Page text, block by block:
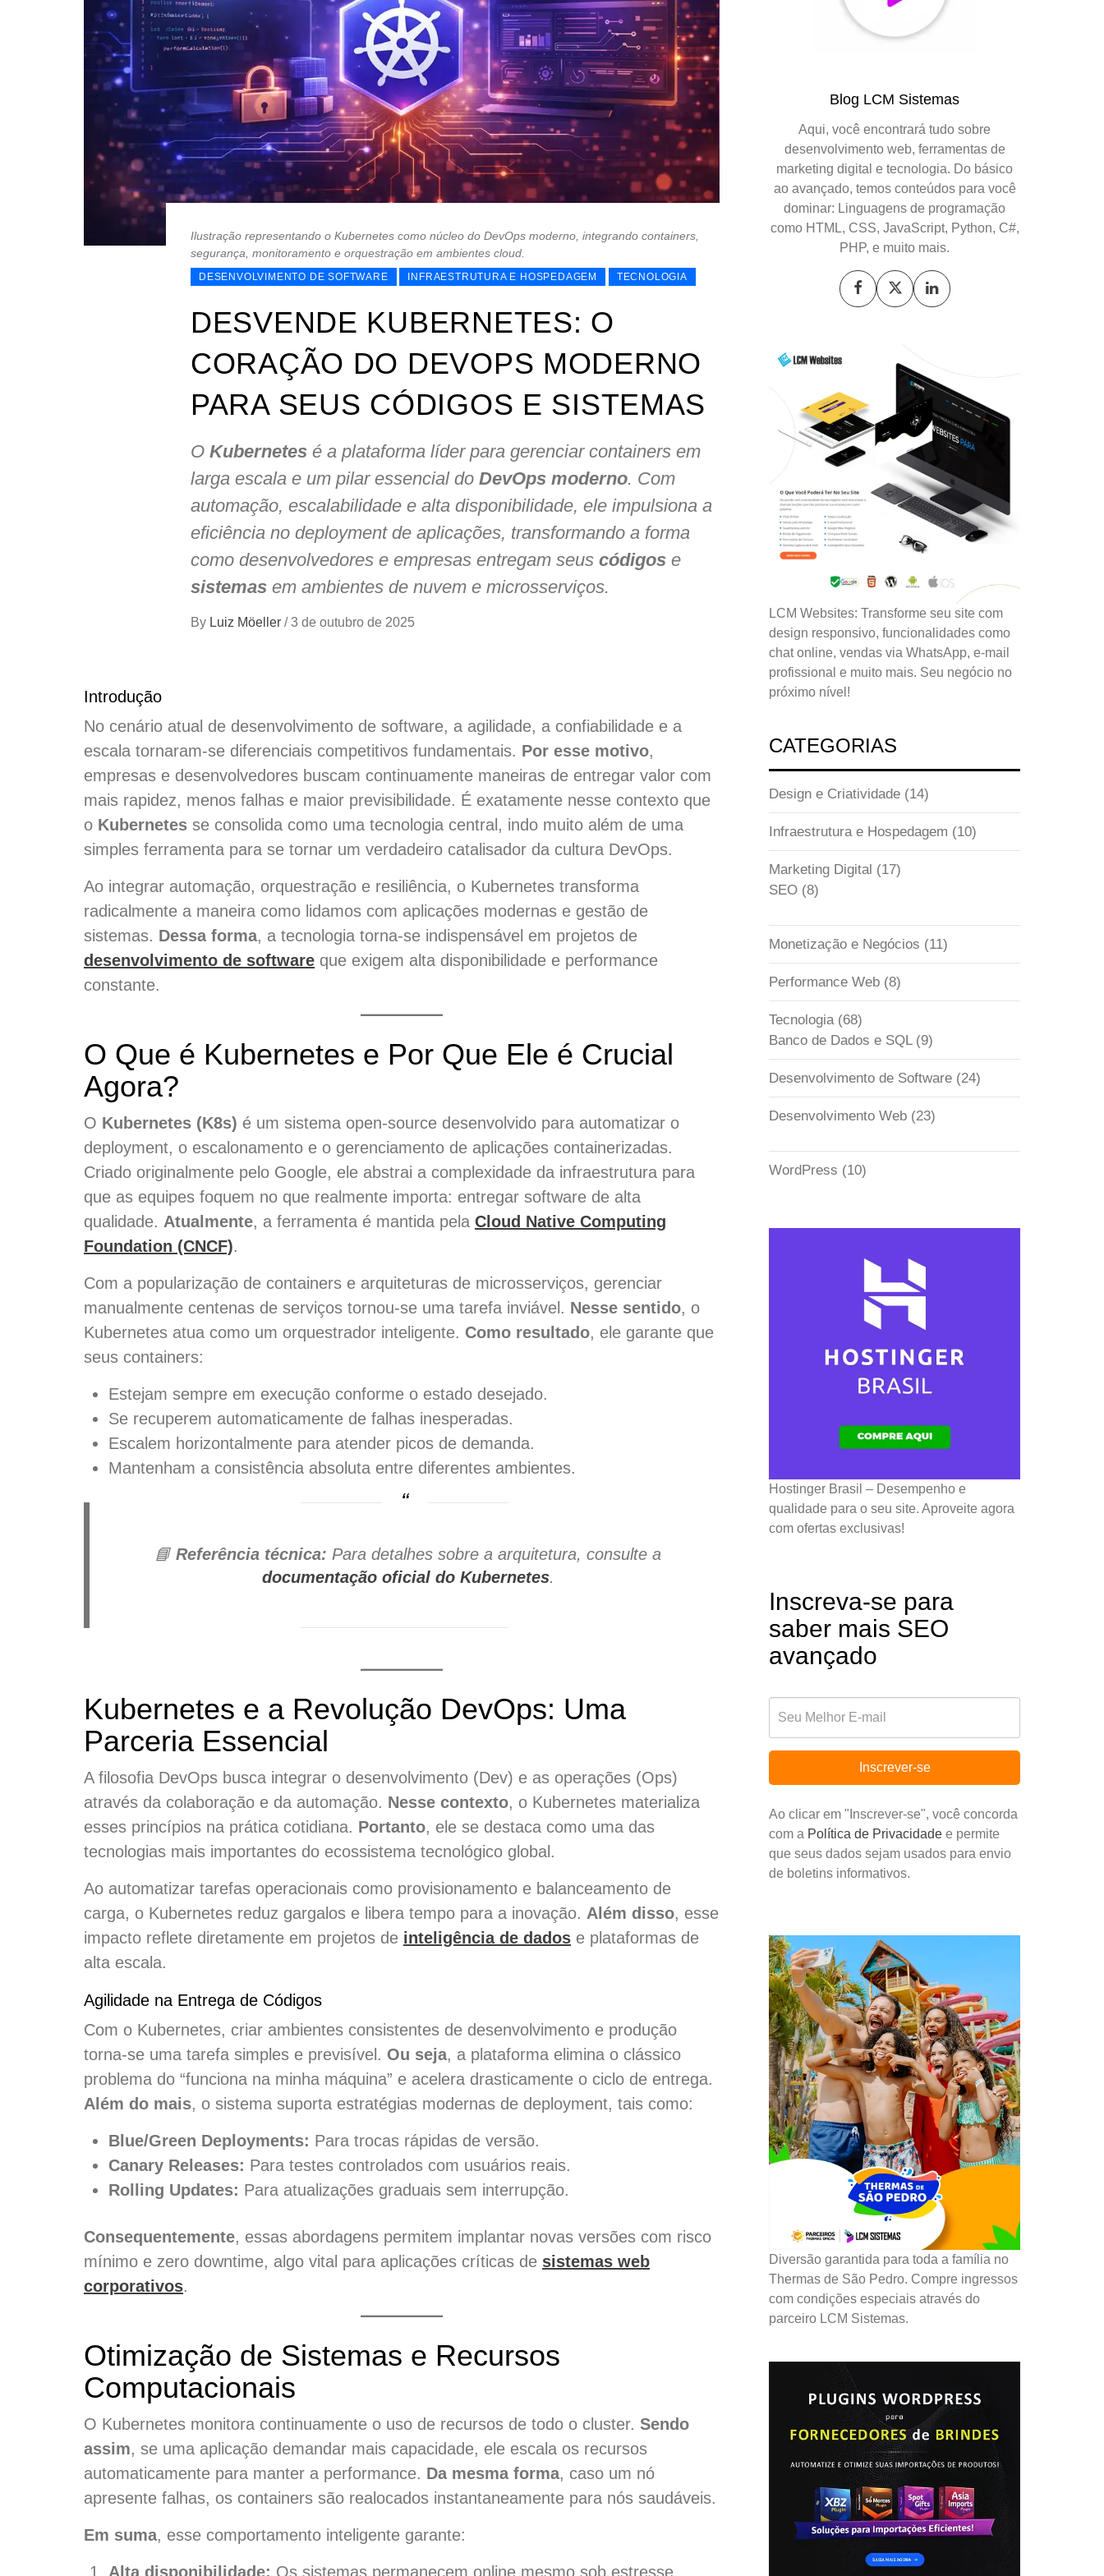
Ilustração representando o Kubernetes como núcleo do DevOps moderno, integrando containers,
segurança, monitoramento e orquestração em ambientes cloud.
DESENVOLVIMENTO DE SOFTWARE INFRAESTRUTURA E HOSPEDAGEM TECNOLOGIA
DESVENDE KUBERNETES: O
CORAÇÃO DO DEVOPS MODERNO
PARA SEUS CÓDIGOS E SISTEMAS
O Kubernetes é a plataforma líder para gerenciar containers em
larga escala e um pilar essencial do DevOps moderno. Com
automação, escalabilidade e alta disponibilidade, ele impulsiona a
eficiência no deployment de aplicações, transformando a forma
como desenvolvedores e empresas entregam seus códigos e
sistemas em ambientes de nuvem e microsserviços.
By Luiz Möeller / 3 de outubro de 2025
Introdução
No cenário atual de desenvolvimento de software, a agilidade, a confiabilidade e a
escala tornaram-se diferenciais competitivos fundamentais. Por esse motivo,
empresas e desenvolvedores buscam continuamente maneiras de entregar valor com
mais rapidez, menos falhas e maior previsibilidade. É exatamente nesse contexto que
o Kubernetes se consolida como uma tecnologia central, indo muito além de uma
simples ferramenta para se tornar um verdadeiro catalisador da cultura DevOps.
Ao integrar automação, orquestração e resiliência, o Kubernetes transforma
radicalmente a maneira como lidamos com aplicações modernas e gestão de
sistemas. Dessa forma, a tecnologia torna-se indispensável em projetos de
desenvolvimento de software que exigem alta disponibilidade e performance
constante.
O Que é Kubernetes e Por Que Ele é Crucial
Agora?
O Kubernetes (K8s) é um sistema open-source desenvolvido para automatizar o
deployment, o escalonamento e o gerenciamento de aplicações containerizadas.
Criado originalmente pelo Google, ele abstrai a complexidade da infraestrutura para
que as equipes foquem no que realmente importa: entregar software de alta
qualidade. Atualmente, a ferramenta é mantida pela Cloud Native Computing
Foundation (CNCF).
Com a popularização de containers e arquiteturas de microsserviços, gerenciar
manualmente centenas de serviços tornou-se uma tarefa inviável. Nesse sentido, o
Kubernetes atua como um orquestrador inteligente. Como resultado, ele garante que
seus containers:
Estejam sempre em execução conforme o estado desejado.
Se recuperem automaticamente de falhas inesperadas.
Escalem horizontalmente para atender picos de demanda.
Mantenham a consistência absoluta entre diferentes ambientes.
📘Referência técnica: Para detalhes sobre a arquitetura, consulte a
documentação oficial do Kubernetes.
Kubernetes e a Revolução DevOps: Uma
Parceria Essencial
A filosofia DevOps busca integrar o desenvolvimento (Dev) e as operações (Ops)
através da colaboração e da automação. Nesse contexto, o Kubernetes materializa
esses princípios na prática cotidiana. Portanto, ele se destaca como uma das
tecnologias mais importantes do ecossistema tecnológico global.
Ao automatizar tarefas operacionais como provisionamento e balanceamento de
carga, o Kubernetes reduz gargalos e libera tempo para a inovação. Além disso, esse
impacto reflete diretamente em projetos de inteligência de dados e plataformas de
alta escala.
Agilidade na Entrega de Códigos
Com o Kubernetes, criar ambientes consistentes de desenvolvimento e produção
torna-se uma tarefa simples e previsível. Ou seja, a plataforma elimina o clássico
problema do “funciona na minha máquina” e acelera drasticamente o ciclo de entrega.
Além do mais, o sistema suporta estratégias modernas de deployment, tais como:
Blue/Green Deployments: Para trocas rápidas de versão.
Canary Releases: Para testes controlados com usuários reais.
Rolling Updates: Para atualizações graduais sem interrupção.
Consequentemente, essas abordagens permitem implantar novas versões com risco
mínimo e zero downtime, algo vital para aplicações críticas de sistemas web
corporativos.
Otimização de Sistemas e Recursos
Computacionais
O Kubernetes monitora continuamente o uso de recursos de todo o cluster. Sendo
assim, se uma aplicação demandar mais capacidade, ele escala os recursos
automaticamente para manter a performance. Da mesma forma, caso um nó
apresente falhas, os containers são realocados instantaneamente para nós saudáveis.
Em suma, esse comportamento inteligente garante:
Alta disponibilidade: Os sistemas permanecem online mesmo sob estresse.
Blog LCM Sistemas
Aqui, você encontrará tudo sobre
desenvolvimento web, ferramentas de
marketing digital e tecnologia. Do básico
ao avançado, temos conteúdos para você
dominar: Linguagens de programação
como HTML, CSS, JavaScript, Python, C#,
PHP, e muito mais.
LCM Websites: Transforme seu site com
design responsivo, funcionalidades como
chat online, vendas via WhatsApp, e-mail
profissional e muito mais. Seu negócio no
próximo nível!
CATEGORIAS
Design e Criatividade (14)
Infraestrutura e Hospedagem (10)
Marketing Digital (17)
SEO (8)
Monetização e Negócios (11)
Performance Web (8)
Tecnologia(68)
Banco de Dados e SQL(9)
Desenvolvimento de Software (24)
Desenvolvimento Web (23)
WordPress (10)
Hostinger Brasil – Desempenho e
qualidade para o seu site. Aproveite agora
com ofertas exclusivas!
Inscreva-se para
saber mais SEO
avançado
Inscrever-se
Ao clicar em "Inscrever-se", você concorda
com a Política de Privacidade e permite
que seus dados sejam usados para envio
de boletins informativos.
Diversão garantida para toda a família no
Thermas de São Pedro. Compre ingressos
com condições especiais através do
parceiro LCM Sistemas.